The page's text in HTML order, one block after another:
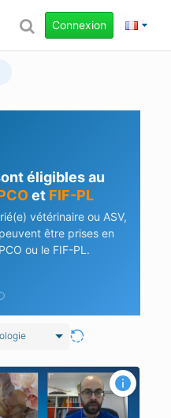
Connexion
éligibles au
et FIF-PL
vétérinaire ou ASV,
être prises en
ou le FIF-PL.